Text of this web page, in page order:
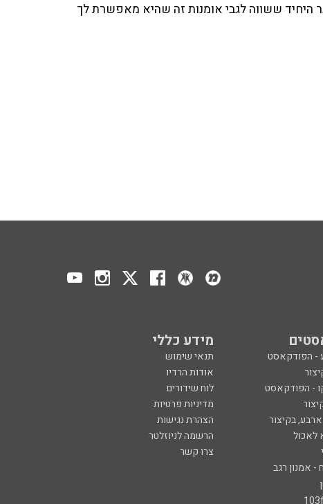
היחיד ששווה לגבי אומנות זה שהיא מאפשרת לך
מידע כללי
- הפודקאסט
תנאי שימוש
אודות הרדיו
- הפודקאסט
לוח שידורים
מדיניות פרטיות
בקיצור
הצהרת נגישות
לאכול
הרשמה לניוזלטר
צרו קשר
- אמנון רגב